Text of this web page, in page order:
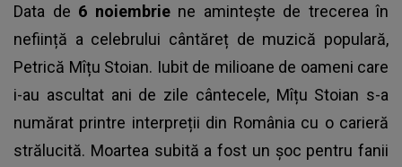
Data de 6 noiembrie ne amintește de trecerea în
neființă a celebrului cântăreț de muzică populară,
Petrică Mîțu Stoian. Iubit de milioane de oameni care
i-au ascultat ani de zile cântecele, Mîțu Stoian s-a
numărat printre interpreții din România cu o carieră
strălucită. Moartea subită a fost un șoc pentru fanii